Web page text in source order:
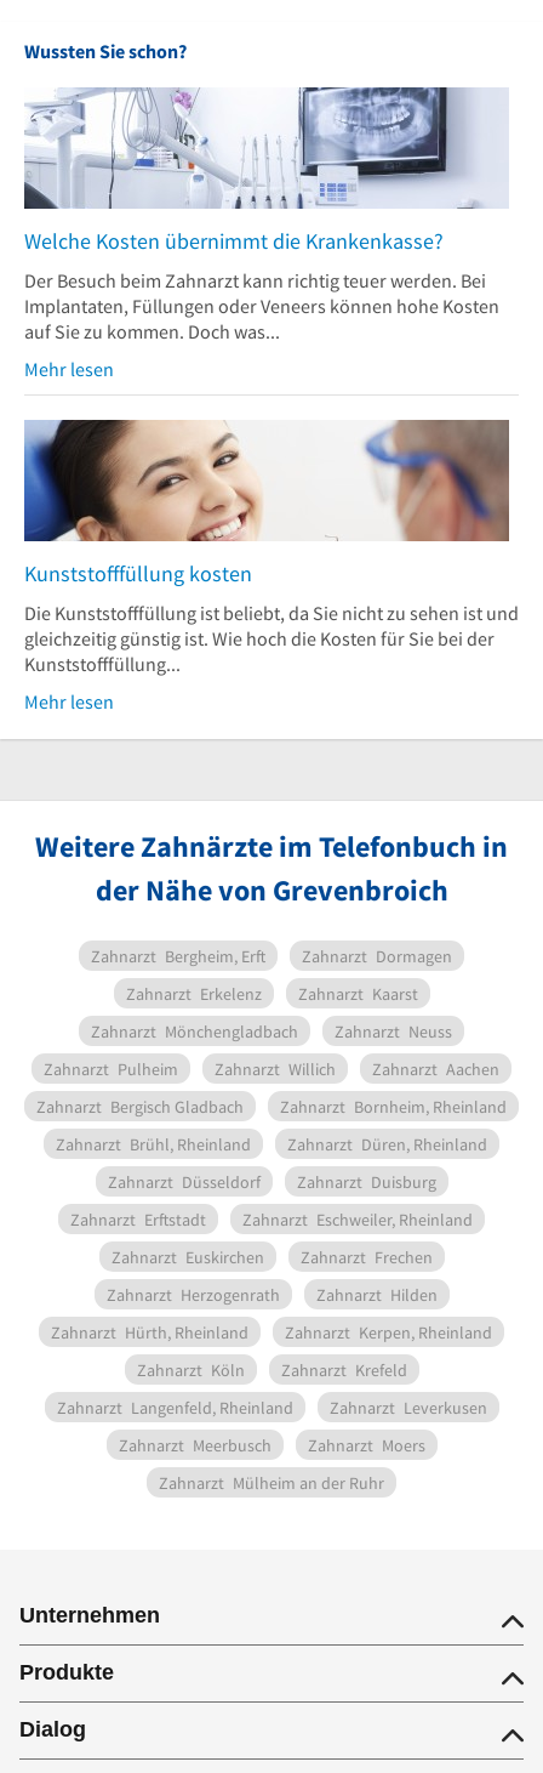
Wussten Sie schon?
Welche Kosten übernimmt die Krankenkasse?
Der Besuch beim Zahnarzt kann richtig teuer werden. Bei
Implantaten, Füllungen oder Veneers können hohe Kosten
auf Sie zu kommen. Doch was...
Mehr lesen
Kunststofffüllung kosten
Die Kunststofffüllung ist beliebt, da Sie nicht zu sehen ist und
gleichzeitig günstig ist. Wie hoch die Kosten für Sie bei der
Kunststofffüllung...
Mehr lesen
Weitere Zahnärzte im Telefonbuch in
der Nähe von Grevenbroich
Zahnarzt Bergheim, Erft Zahnarzt Dormagen
Zahnarzt Erkelenz Zahnarzt Kaarst
Zahnarzt Mönchengladbach Zahnarzt Neuss
Zahnarzt Pulheim Zahnarzt Willich Zahnarzt Aachen
Zahnarzt Bergisch Gladbach Zahnarzt Bornheim, Rheinland
Zahnarzt Brühl, Rheinland Zahnarzt Düren, Rheinland
Zahnarzt Düsseldorf Zahnarzt Duisburg
Zahnarzt Erftstadt Zahnarzt Eschweiler, Rheinland
Zahnarzt Euskirchen Zahnarzt Frechen
Zahnarzt Herzogenrath Zahnarzt Hilden
Zahnarzt Hürth, Rheinland Zahnarzt Kerpen, Rheinland
Zahnarzt Köln Zahnarzt Krefeld
Zahnarzt Langenfeld, Rheinland Zahnarzt Leverkusen
Zahnarzt Meerbusch Zahnarzt Moers
Zahnarzt Mülheim an der Ruhr
Unternehmen
Produkte
Dialog